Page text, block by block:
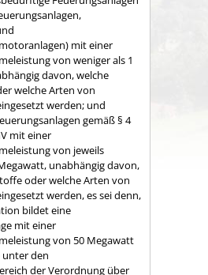
mit einer
von weniger als 1
davon, welche
welche Arten von
werden; und
gemäß § 4
mit einer
von jeweils
unabhängig davon,
oder welche Arten von
werden, es sei denn,
bildet eine
mit einer
von 50 Megawatt
den
der Verordnung über